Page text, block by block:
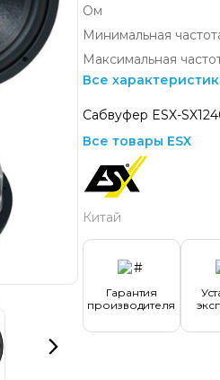
Ом
Минимальная
Максимальная
Все
Сабвуфер ESX-
Все товары ESX
Китай
Гарантия
производителя